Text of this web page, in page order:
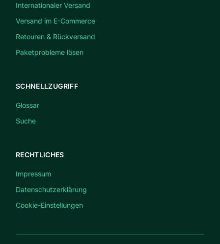
Internationaler Versand
Versand im E-Commerce
Retouren & Rückversand
Paketprobleme lösen
SCHNELLZUGRIFF
Glossar
Suche
RECHTLICHES
Impressum
Datenschutzerklärung
Cookie-Einstellungen